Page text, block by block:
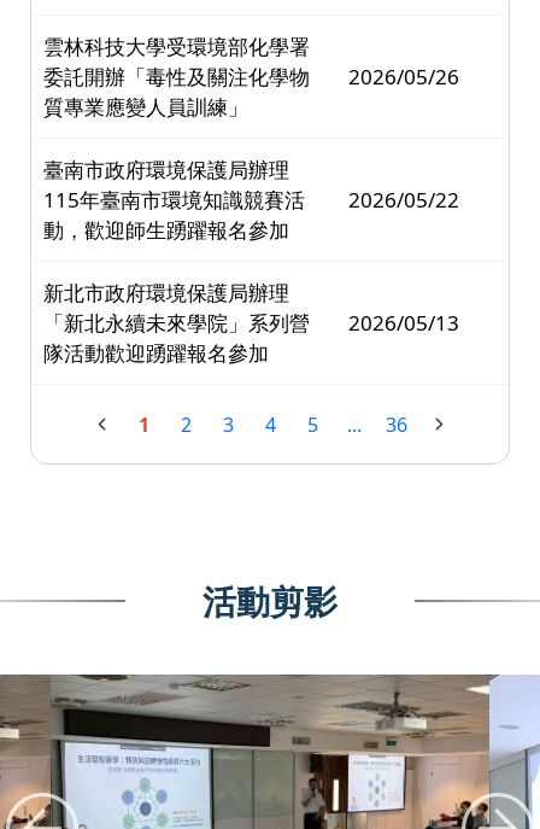
雲林科技大學受環境部化學署
委託開辦「毒性及關注化學物
質專業應變人員訓練」
2026/05/26
臺南市政府環境保護局辦理
115年臺南市環境知識競賽活
動，歡迎師生踴躍報名參加
2026/05/22
新北市政府環境保護局辦理
「新北永續未來學院」系列營
隊活動歡迎踴躍報名參加
2026/05/13
1 2 3 4 5 ... 36
活動剪影